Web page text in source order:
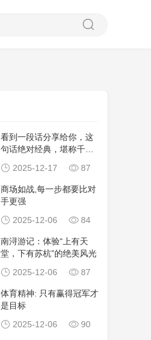
看到一段话分享给你，这
句话绝对经典，堪称千古
2025-12-17 87
商场如战,每一步都要比对
手更强
2025-12-06
84
南浔游记：体验“上有天
堂，下有苏杭”的绝美风光
2025-12-06
87
体育精神: 只有赢得冠军才
是目标
2025-12-06
90